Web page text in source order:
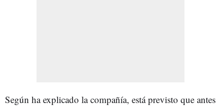
Según ha explicado la compañía, está previsto que antes